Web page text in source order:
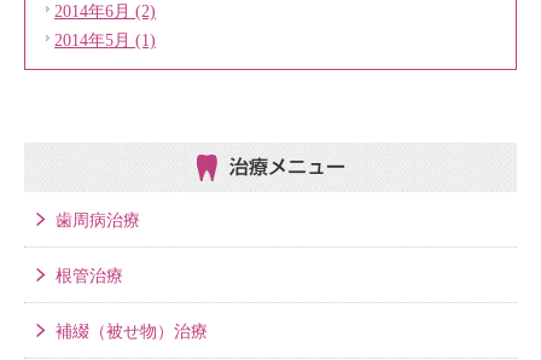
2014年6月 (2)
2014年5月 (1)
治療メニュー
歯周病治療
根管治療
補綴（被せ物）治療